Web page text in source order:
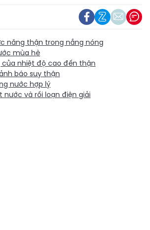
năng thận trong nắng nóng
mùa hè
nhiệt độ cao đến thận
báo suy thận
nước hợp lý
và rối loạn điện giải